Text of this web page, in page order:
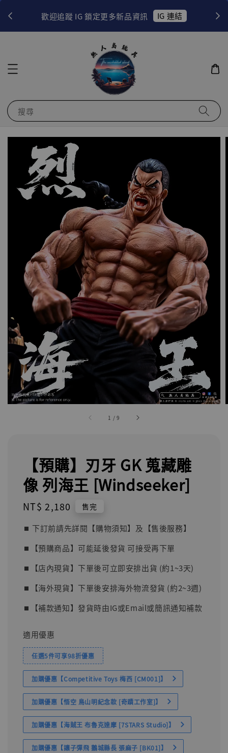
歡迎追蹤 IG 鎖定更多新品資訊 IG 連結
搜尋
1 /9
【預購】刃牙 GK 蒐藏雕
像 列海王 [Windseeker]
Regular
NT$ 2,180 售完
⏹︎ 下訂前請先詳閱【購物須知】及【售後服務】
⏹︎【預購商品】可能延後發貨 可接受再下單
⏹︎【店內現貨】下單後可立即安排出貨 (約1~3天)
⏹︎【海外現貨】下單後安排海外物流發貨 (約2~3週)
⏹︎【補款通知】發貨時由IG或Email或簡訊通知補款
適用優惠
任選5件可享98折優惠
加購優惠【Competitive Toys 梅西 [CM001]】
加購優惠【悟空 鳥山明紀念款 [奇蹟工作室]】
加購優惠【海賊王 布魯克達摩 [7STARS Studio]】
加購優惠【讓子彈飛 鵝城縣長 張麻子 [BK01]】